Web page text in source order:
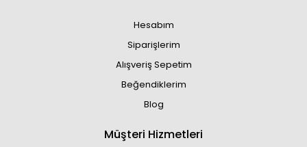
Hesabım
Siparişlerim
Alışveriş Sepetim
Beğendiklerim
Blog
Müşteri Hizmetleri